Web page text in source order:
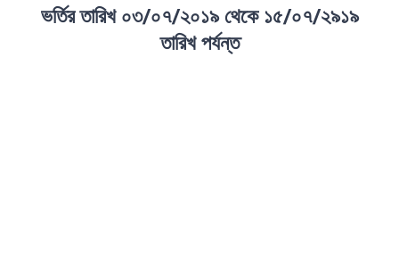
ভর্তির তারিখ ০৩/০৭/২০১৯ থেকে ১৫/০৭/২৯১৯
তারিখ পর্যন্ত